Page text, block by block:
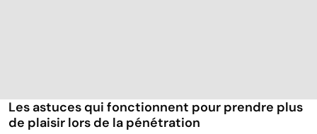
Les astuces qui fonctionnent pour prendre plus
de plaisir lors de la pénétration